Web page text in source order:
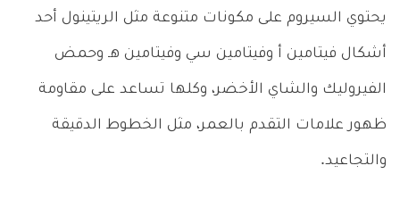
يحتوي السيروم على مكونات متنوعة مثل الريتينول أحد
أشكال فيتامين أ وفيتامين سي وفيتامين هـ وحمض
الفيروليك والشاي الأخضر، وكلها تساعد على مقاومة
ظهور علامات التقدم بالعمر، مثل الخطوط الدقيقة
والتجاعيد.